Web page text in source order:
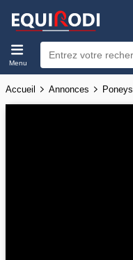
Menu
Accueil Annonces Poneys